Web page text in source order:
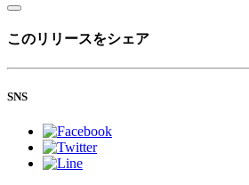
このリリースをシェア
SNS